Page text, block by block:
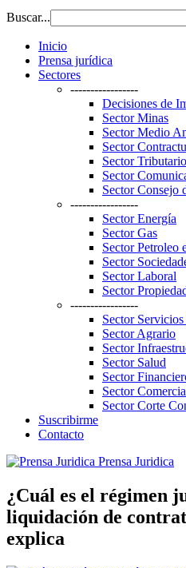
Buscar...
Inicio
Prensa jurídica
Sectores
-----------------
Decisiones de
Sector Minas
Sector Medio
Sector
Sector Tributario
Sector
Sector Consejo
-----------------
Sector Energía
Sector Gas
Sector Petroleo
Sector
Sector Laboral
Sector
-----------------
Sector
Sector Agrario
Sector
Sector Salud
Sector
Sector
Sector Corte
Suscribirme
Contacto
Prensa Juridica
¿Cuál es el régimen
liquidación de
explica